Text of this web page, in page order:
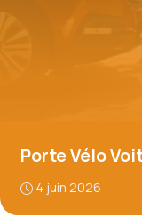
Porte Vélo
4 juin 2026